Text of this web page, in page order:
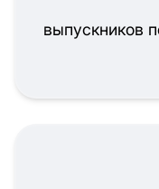
выпускников